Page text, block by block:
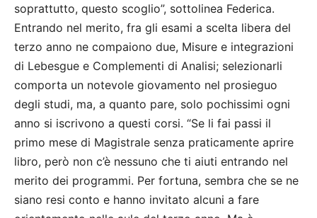
soprattutto, questo scoglio”, sottolinea Federica.
Entrando nel merito, fra gli esami a scelta libera del
terzo anno ne compaiono due, Misure e integrazioni
di Lebesgue e Complementi di Analisi; selezionarli
comporta un notevole giovamento nel prosieguo
degli studi, ma, a quanto pare, solo pochissimi ogni
anno si iscrivono a questi corsi. “Se li fai passi il
primo mese di Magistrale senza praticamente aprire
libro, però non c’è nessuno che ti aiuti entrando nel
merito dei programmi. Per fortuna, sembra che se ne
siano resi conto e hanno invitato alcuni a fare